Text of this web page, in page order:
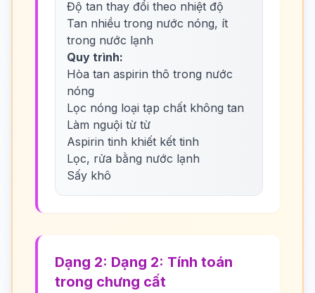
Độ tan thay đổi theo nhiệt độ
Tan nhiều trong nước nóng, ít
trong nước lạnh
Quy trình:
Hòa tan aspirin thô trong nước
nóng
Lọc nóng loại tạp chất không tan
Làm nguội từ từ
Aspirin tinh khiết kết tinh
Lọc, rửa bằng nước lạnh
Sấy khô
Dạng 2: Dạng 2: Tính toán
trong chưng cất